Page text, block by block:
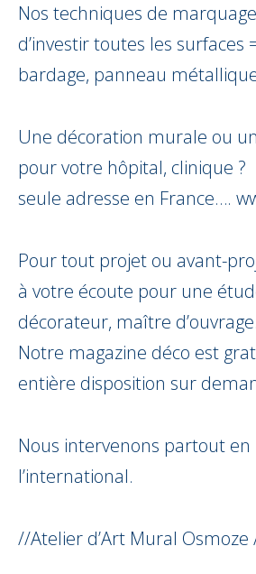
Nos techniques de
d’investir toutes les surfaces
bardage, panneau
Une décoration murale ou
pour votre hôpital, clinique ?
seule adresse en France….
Pour tout projet ou avant-
à votre écoute pour une
décorateur, maître d’ouvrage.
Notre magazine déco est
entière disposition sur
Nous intervenons partout en
l’international.
//Atelier d’Art Mural Osmoze